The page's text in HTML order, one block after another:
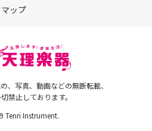
ップ
、写真、動画などの無断転載、
禁止しております。
Tenri Instrument.